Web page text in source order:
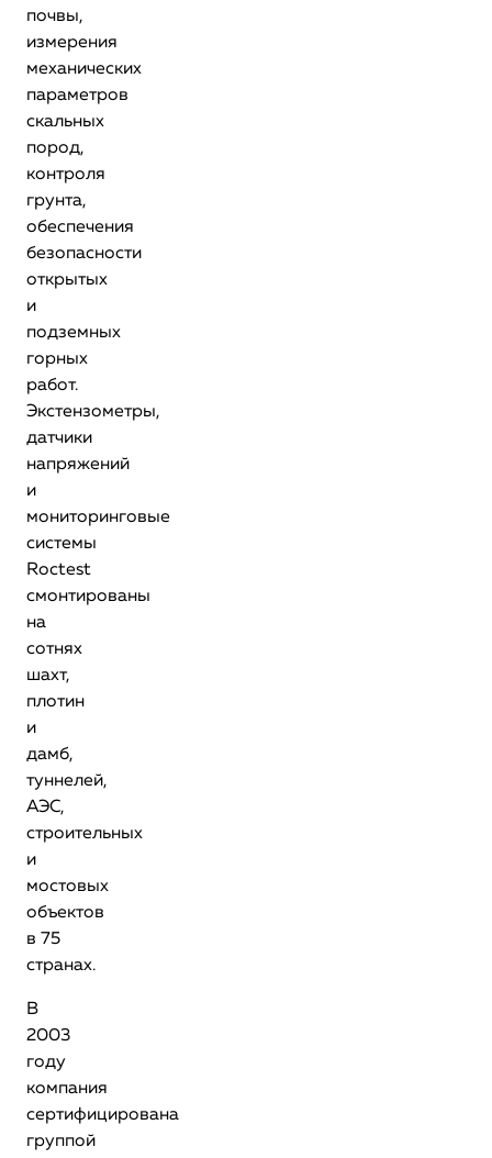
почвы,
измерения
механических
параметров
скальных
пород,
контроля
грунта,
обеспечения
безопасности
открытых
и
подземных
горных
работ.
Экстензометры,
датчики
напряжений
и
мониторинговые
системы
Roctest
смонтированы
на
сотнях
шахт,
плотин
и
дамб,
туннелей,
АЭС,
строительных
и
мостовых
объектов
в 75
странах.
В
2003
году
компания
сертифицирована
группой